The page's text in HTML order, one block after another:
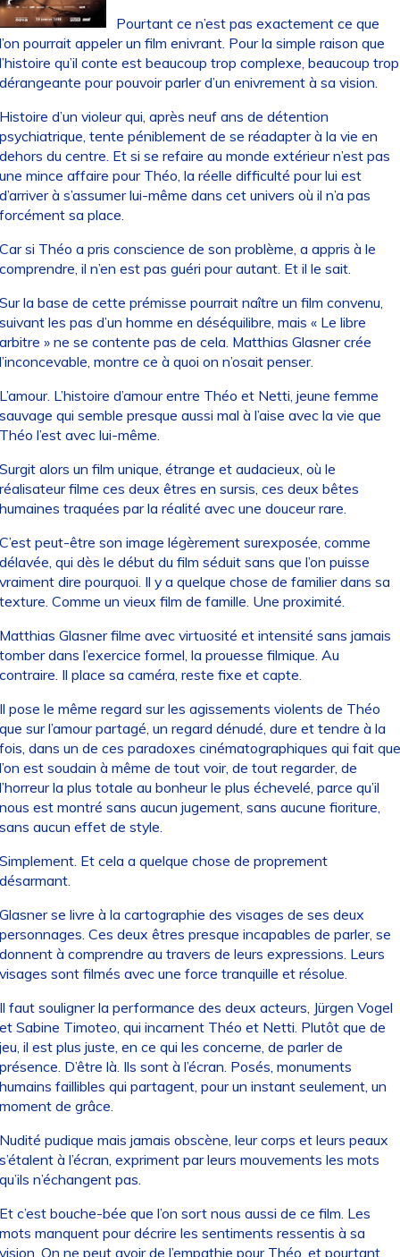
Pourtant ce n’est pas exactement ce que
pourrait appeler un film enivrant. Pour la simple raison que
qu’il conte est beaucoup trop complexe, beaucoup trop
pour pouvoir parler d’un enivrement à sa vision.
d’un violeur qui, après neuf ans de détention
tente péniblement de se réadapter à la vie en
du centre. Et si se refaire au monde extérieur n’est pas
mince affaire pour Théo, la réelle difficulté pour lui est
à s’assumer lui-même dans cet univers où il n’a pas
sa place.
si Théo a pris conscience de son problème, a appris à le
il n’en est pas guéri pour autant. Et il le sait.
la base de cette prémisse pourrait naître un film convenu,
les pas d’un homme en déséquilibre, mais « Le libre
» ne se contente pas de cela. Matthias Glasner crée
montre ce à quoi on n’osait penser.
L’histoire d’amour entre Théo et Netti, jeune femme
qui semble presque aussi mal à l’aise avec la vie que
l’est avec lui-même.
alors un film unique, étrange et audacieux, où le
filme ces deux êtres en sursis, ces deux bêtes
traquées par la réalité avec une douceur rare.
peut-être son image légèrement surexposée, comme
qui dès le début du film séduit sans que l’on puisse
dire pourquoi. Il y a quelque chose de familier dans sa
Comme un vieux film de famille. Une proximité.
Glasner filme avec virtuosité et intensité sans jamais
dans l’exercice formel, la prouesse filmique. Au
Il place sa caméra, reste fixe et capte.
pose le même regard sur les agissements violents de Théo
sur l’amour partagé, un regard dénudé, dure et tendre à la
dans un de ces paradoxes cinématographiques qui fait que
est soudain à même de tout voir, de tout regarder, de
la plus totale au bonheur le plus échevelé, parce qu’il
est montré sans aucun jugement, sans aucune fioriture,
aucun effet de style.
Et cela a quelque chose de proprement
se livre à la cartographie des visages de ses deux
Ces deux êtres presque incapables de parler, se
à comprendre au travers de leurs expressions. Leurs
sont filmés avec une force tranquille et résolue.
faut souligner la performance des deux acteurs, Jürgen Vogel
Sabine Timoteo, qui incarnent Théo et Netti. Plutôt que de
il est plus juste, en ce qui les concerne, de parler de
D’être là. Ils sont à l’écran. Posés, monuments
faillibles qui partagent, pour un instant seulement, un
de grâce.
pudique mais jamais obscène, leur corps et leurs peaux
à l’écran, expriment par leurs mouvements les mots
n’échangent pas.
c’est bouche-bée que l’on sort nous aussi de ce film. Les
manquent pour décrire les sentiments ressentis à sa
On ne peut avoir de l’empathie pour Théo, et pourtant,